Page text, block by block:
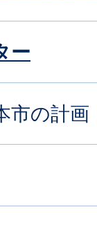
ー
市の計画